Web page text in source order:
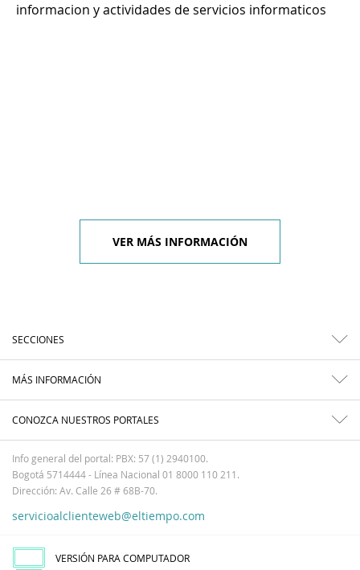
informacion y actividades de servicios informaticos
VER MÁS INFORMACIÓN
SECCIONES
MÁS INFORMACIÓN
CONOZCA NUESTROS PORTALES
Info general del portal: PBX: 57 (1) 2940100.
Bogotá 5714444 - Línea Nacional 01 8000 110 211.
Dirección: Av. Calle 26 # 68B-70.
servicioalclienteweb@eltiempo.com
VERSIÓN PARA COMPUTADOR